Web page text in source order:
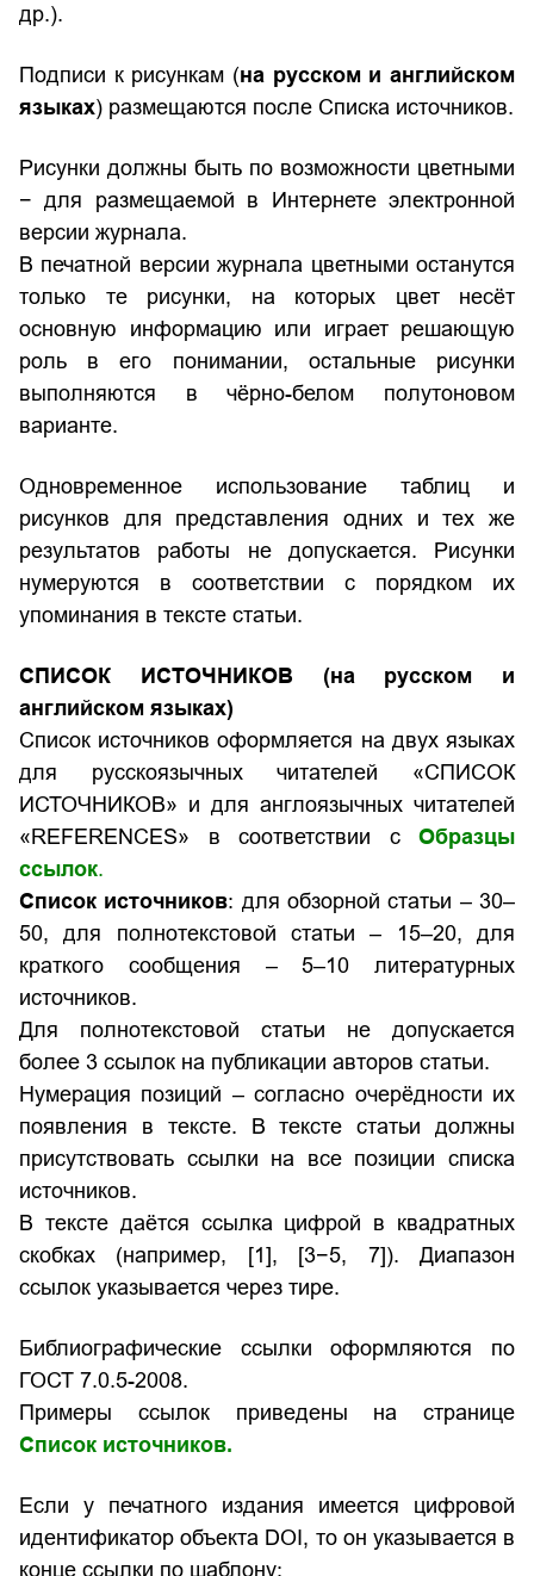
др.).
Подписи к рисункам (на русском и английском
языках) размещаются после Списка источников.
Рисунки должны быть по возможности цветными
− для размещаемой в Интернете электронной
версии журнала.
В печатной версии журнала цветными останутся
только те рисунки, на которых цвет несёт
основную информацию или играет решающую
роль в его понимании, остальные рисунки
выполняются в чёрно-белом полутоновом
варианте.
Одновременное использование таблиц и
рисунков для представления одних и тех же
результатов работы не допускается. Рисунки
нумеруются в соответствии с порядком их
упоминания в тексте статьи.
СПИСОК ИСТОЧНИКОВ (на русском и
английском языках)
Список источников оформляется на двух языках
для русскоязычных читателей «СПИСОК
ИСТОЧНИКОВ» и для англоязычных читателей
«REFERENCES» в соответствии с Образцы
ссылок.
Список источников: для обзорной статьи – 30–
50, для полнотекстовой статьи – 15–20, для
краткого сообщения – 5–10 литературных
источников.
Для полнотекстовой статьи не допускается
более 3 ссылок на публикации авторов статьи.
Нумерация позиций – согласно очерёдности их
появления в тексте. В тексте статьи должны
присутствовать ссылки на все позиции списка
источников.
В тексте даётся ссылка цифрой в квадратных
скобках (например, [1], [3−5, 7]). Диапазон
ссылок указывается через тире.
Библиографические ссылки оформляются по
ГОСТ 7.0.5-2008.
Примеры ссылок приведены на странице
Список источников.
Если у печатного издания имеется цифровой
идентификатор объекта DOI, то он указывается в
конце ссылки по шаблону: